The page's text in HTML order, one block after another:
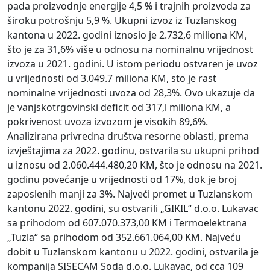
pada proizvodnje energije 4,5 % i trajnih proizvoda za
široku potrošnju 5,9 %. Ukupni izvoz iz Tuzlanskog
kantona u 2022. godini iznosio je 2.732,6 miliona KM,
što je za 31,6% više u odnosu na nominalnu vrijednost
izvoza u 2021. godini. U istom periodu ostvaren je uvoz
u vrijednosti od 3.049.7 miliona KM, sto je rast
nominalne vrijednosti uvoza od 28,3%. Ovo ukazuje da
je vanjskotrgovinski deficit od 317,l miliona KM, a
pokrivenost uvoza izvozom je visokih 89,6%.
Analizirana privredna društva resorne oblasti, prema
izvještajima za 2022. godinu, ostvarila su ukupni prihod
u iznosu od 2.060.444.480,20 KM, što je odnosu na 2021.
godinu povećanje u vrijednosti od 17%, dok je broj
zaposlenih manji za 3%. Najveći promet u Tuzlanskom
kantonu 2022. godini, su ostvarili „GIKIL“ d.o.o. Lukavac
sa prihodom od 607.070.373,00 KM i Termoelektrana
„Tuzla“ sa prihodom od 352.661.064,00 KM. Najveću
dobit u Tuzlanskom kantonu u 2022. godini, ostvarila je
kompanija SISECAM Soda d.o.o. Lukavac, od cca 109